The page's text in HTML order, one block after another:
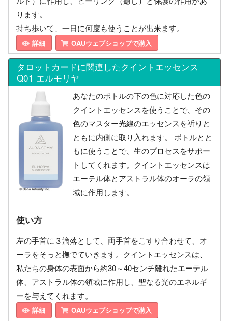
ります。
持ち歩いて、一日に何度も使うことが出来ます。
詳細 OAUウェブショップで購入
タロットカードに関連したクイントエッセンス
Q01 エルモリヤ
あなたのボトルの下の色に対応した色の
クイントエッセンスを使うことで、その
色のマスター光線のエッセンスを祈りと
ともに内側に取り入れます。 ボトルとと
もに使うことで、生のプロセスをサポー
トしてくれます。クイントエッセンスは
エーテル体とアストラル体のオーラの領
域に作用します。
使い方
左の手首に３滴落として、両手首をこすり合わせて、オ
ーラをそっと撫でていきます。クイントエッセンスは、
私たちの身体の表面から約30～40センチ離れたエーテル
体、アストラル体の領域に作用し、聖なる光のエネルギ
ーを与えてくれます。
詳細 OAUウェブショップで購入